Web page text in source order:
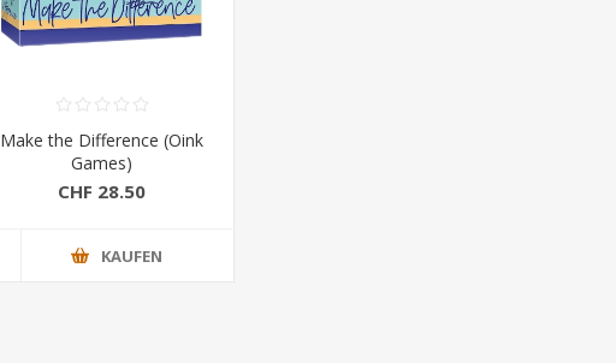
Make the Difference (Oink
Games)
CHF 28.50
KAUFEN